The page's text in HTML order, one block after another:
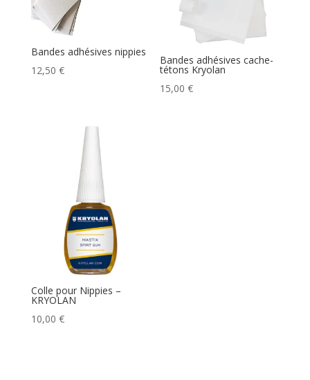
Bandes adhésives nippies
12,50 €
Bandes adhésives cache-
tétons Kryolan
15,00€
Colle pour Nippies –
KRYOLAN
10,00 €